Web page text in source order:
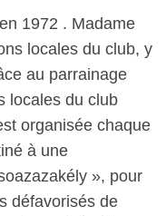
1972 . Madame
locales du club, y
au parrainage
locales du club
organisée chaque
à une
», pour
défavorisés de